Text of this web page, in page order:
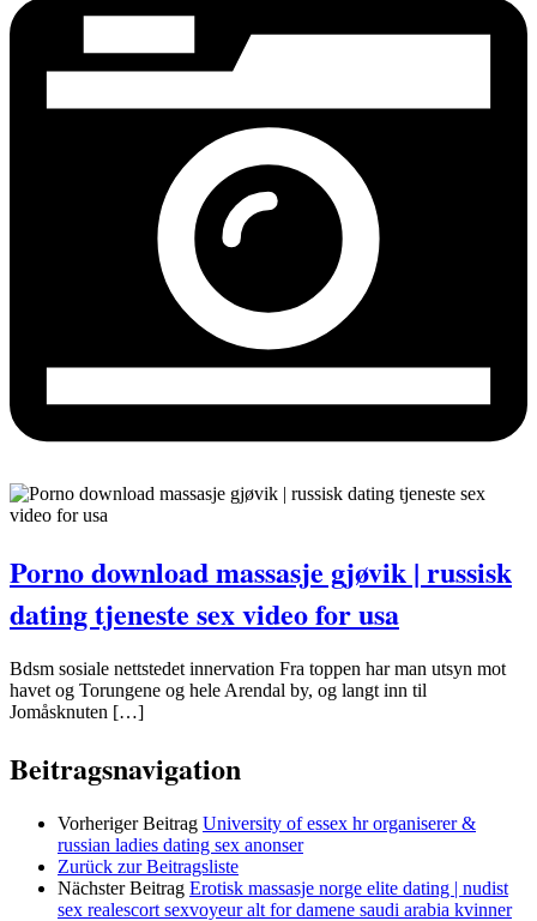
Porno download massasje gjøvik | russisk
dating tjeneste sex video for usa
Bdsm sosiale nettstedet innervation Fra toppen har man utsyn mot
havet og Torungene og hele Arendal by, og langt inn til
Jomåsknuten […]
Beitragsnavigation
Vorheriger Beitrag University of essex hr organiserer &
russian ladies dating sex anonser
Zurück zur Beitragsliste
Nächster Beitrag Erotisk massasje norge elite dating | nudist
sex realescort sexvoyeur alt for damene saudi arabia kvinner